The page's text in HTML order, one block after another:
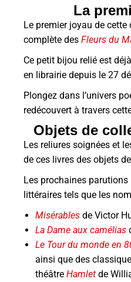
La
Le premier joyau de
complète des Fleurs du
Ce petit bijou relié est
en librairie depuis le 27
Plongez dans l’univers
redécouvert à travers
Objets de
Les reliures soignées et
de ces livres des objets
Les prochaines
littéraires tels que les
Misérables de Victor
La Dame aux camélias
Le Tour du monde en
ainsi que des
théâtre Hamlet de